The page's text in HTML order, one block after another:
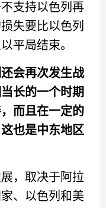
支持以色列再
失要比以色列
平局结束。
会再次发生战
长的一个时期
而且在一定的
也是中东地区
，取决于阿拉
、以色列和美